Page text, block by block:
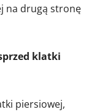
na drugą stronę
klatki
piersiowej,